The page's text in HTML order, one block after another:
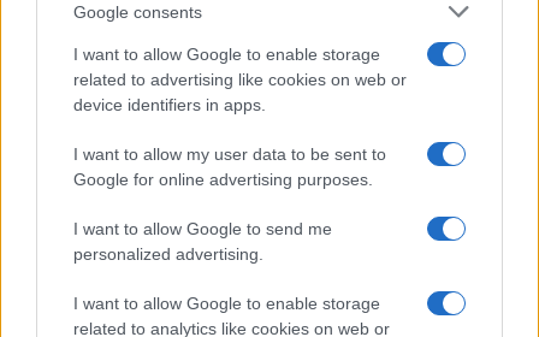
Google consents
I want to allow Google to enable storage
related to advertising like cookies on web or
device identifiers in apps.
I want to allow my user data to be sent to
Google for online advertising purposes.
I want to allow Google to send me
personalized advertising.
I want to allow Google to enable storage
related to analytics like cookies on web or
Continua a leggere
NEWS